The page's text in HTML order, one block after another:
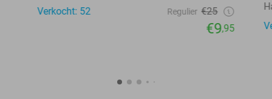
Verkocht: 52
Regulier €25
€9,95